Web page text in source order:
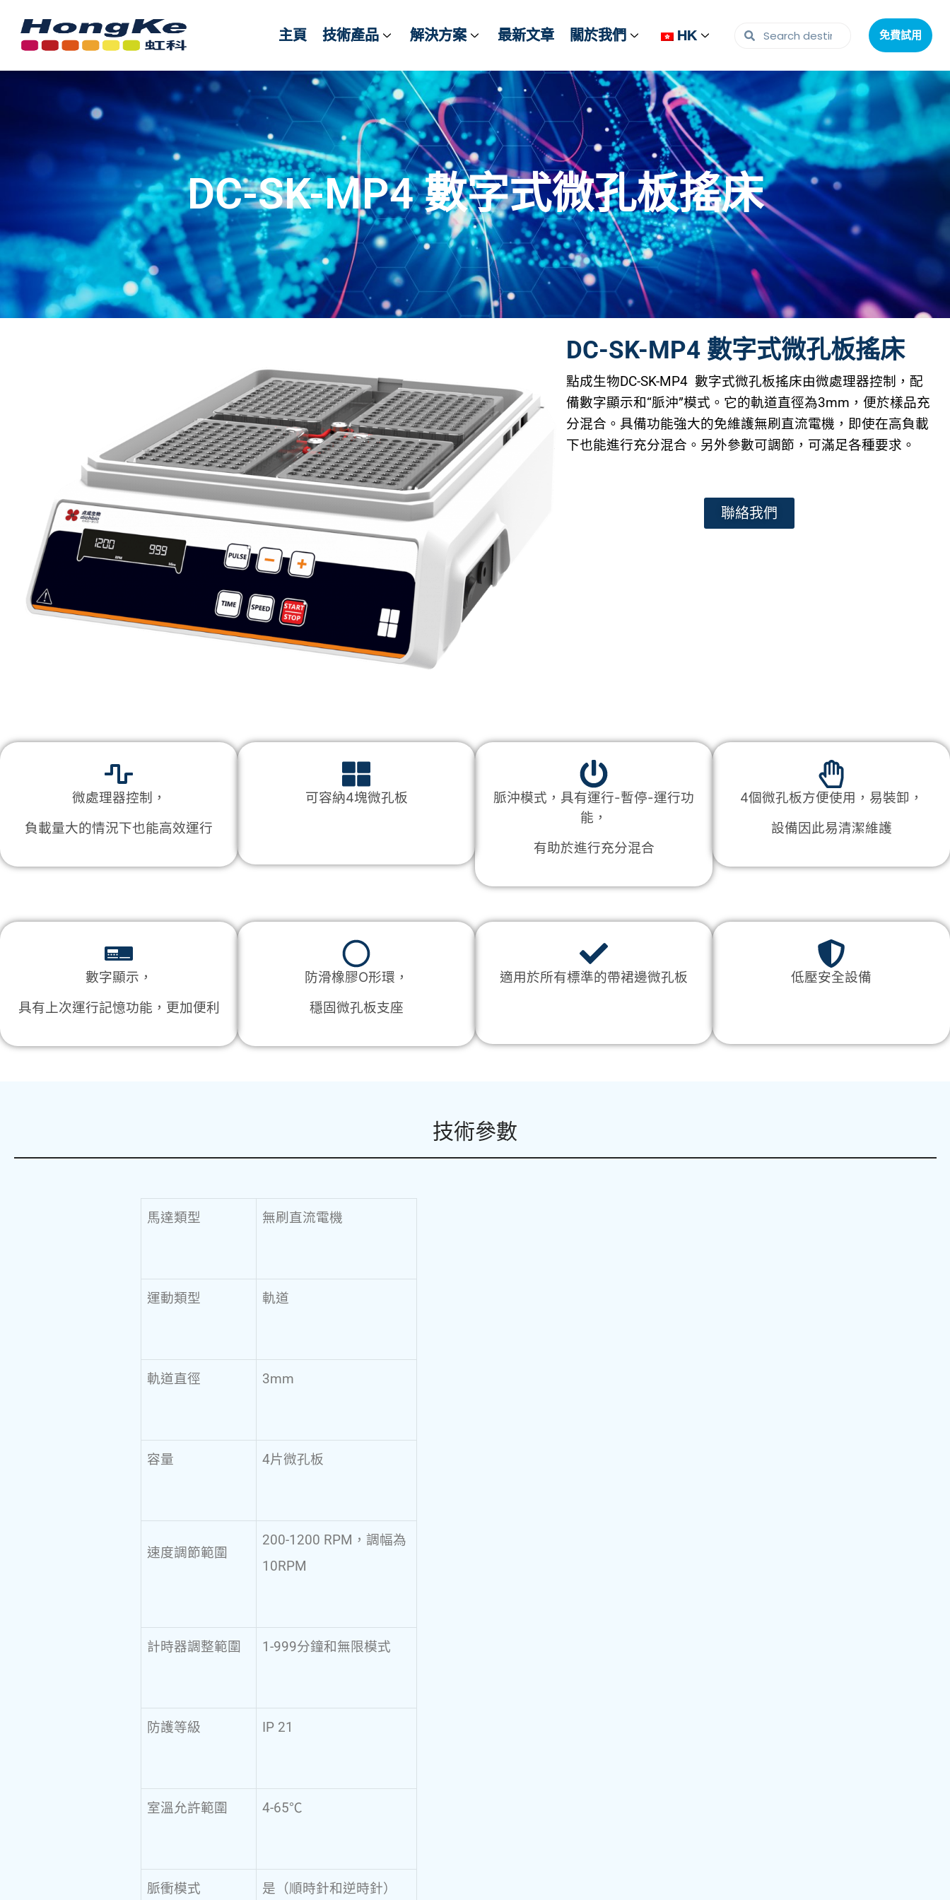
主頁 技術產品 解決方案 最新文章 關於我們 HK 免費試用
主頁 技術產品 解決方案 最新文章 關於我們 HK 免費試用
DC-SK-MP4 數字式微孔板搖床
DC-SK-MP4 數字式微孔板搖床
點成生物DC-SK-MP4 數字式微孔板搖床由微處理器控制，配
備數字顯示和“脈沖”模式。它的軌道直徑為3mm，便於樣品充
分混合。具備功能強大的免維護無刷直流電機，即使在高負載
下也能進行充分混合。另外參數可調節，可滿足各種要求。
聯絡我們
微處理器控制，
負載量大的情況下也能高效運行
可容納4塊微孔板
脈沖模式，具有運行-暫停-運行功
能，
有助於進行充分混合
4個微孔板方便使用，易裝卸，
設備因此易清潔維護
數字顯示，
具有上次運行記憶功能，更加便利
防滑橡膠O形環，
穩固微孔板支座
適用於所有標準的帶裙邊微孔板 低壓安全設備
技術參數
馬達類型 無刷直流電機
運動類型 軌道
軌道直徑 3mm
容量 4片微孔板
速度調節範圍
200-1200 RPM，調幅為
10RPM
計時器調整範圍 1-999分鐘和無限模式
防護等級 IP 21
室溫允許範圍 4-65℃
脈衝模式 是（順時針和逆時針）